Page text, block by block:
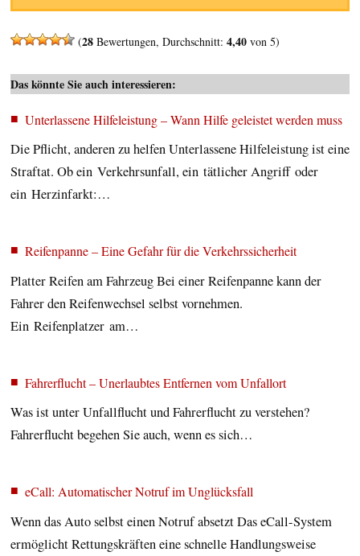
(28 Bewertungen, Durchschnitt: 4,40 von 5)
Das könnte Sie auch interessieren:
Unterlassene Hilfeleistung – Wann Hilfe geleistet werden muss
Die Pflicht, anderen zu helfen Unterlassene Hilfeleistung ist eine
Straftat. Ob ein Verkehrsunfall, ein tätlicher Angriff oder
ein Herzinfarkt:…
Reifenpanne – Eine Gefahr für die Verkehrssicherheit
Platter Reifen am Fahrzeug Bei einer Reifenpanne kann der
Fahrer den Reifenwechsel selbst vornehmen.
Ein Reifenplatzer am…
Fahrerflucht – Unerlaubtes Entfernen vom Unfallort
Was ist unter Unfallflucht und Fahrerflucht zu verstehen?
Fahrerflucht begehen Sie auch, wenn es sich…
eCall: Automatischer Notruf im Unglücksfall
Wenn das Auto selbst einen Notruf absetzt Das eCall-System
ermöglicht Rettungskräften eine schnelle Handlungsweise